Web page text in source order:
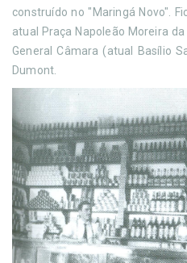
construído no "Maringá Novo".
atual Praça Napoleão Moreira
General Câmara (atual Basílio
Dumont.